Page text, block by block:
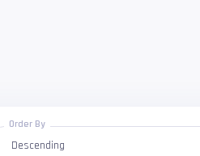
Order By